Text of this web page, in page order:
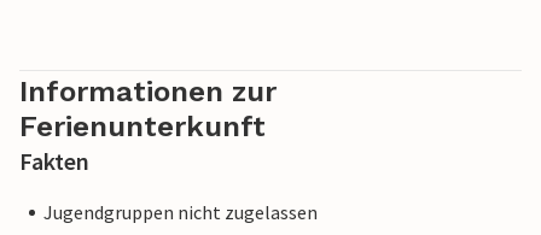
Informationen zur
Ferienunterkunft
Fakten
Jugendgruppen nicht zugelassen